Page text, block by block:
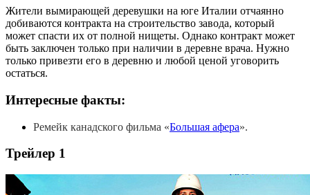
Жители вымирающей деревушки на юге Италии отчаянно
добиваются контракта на строительство завода, который
может спасти их от полной нищеты. Однако контракт может
быть заключен только при наличии в деревне врача. Нужно
только привезти его в деревню и любой ценой уговорить
остаться.
Интересные факты:
Ремейк канадского фильма «Большая афера».
Трейлер 1